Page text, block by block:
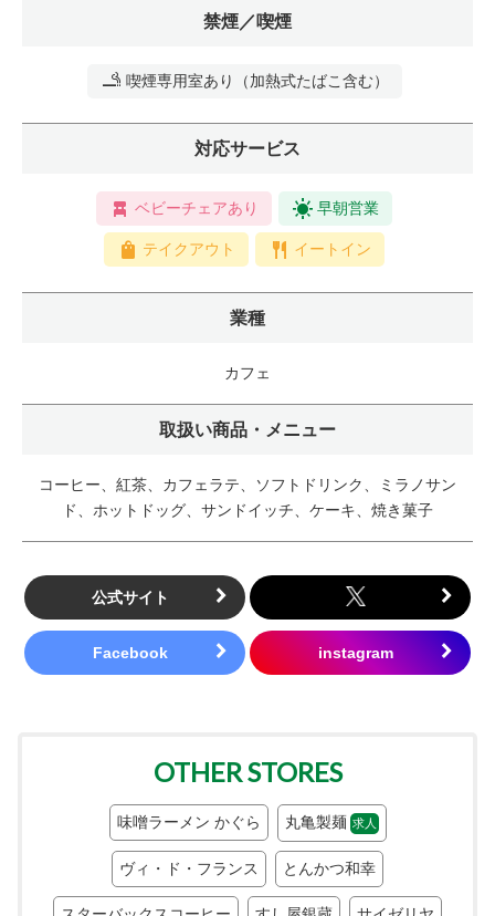
禁煙／喫煙
喫煙専用室あり（加熱式たばこ含む）
対応サービス
ベビーチェアあり 早朝営業
テイクアウト イートイン
業種
カフェ
取扱い商品・メニュー
コーヒー、紅茶、カフェラテ、ソフトドリンク、ミラノサン
ド、ホットドッグ、サンドイッチ、ケーキ、焼き菓子
公式サイト
OTHER STORES
味噌ラーメン かぐら 丸亀製麺 求人
ヴィ・ド・フランス とんかつ和幸